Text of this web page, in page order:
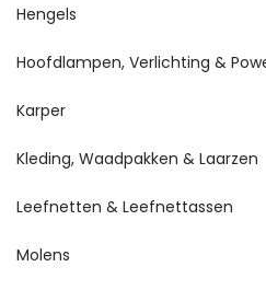
Hengels
Hoofdlampen, Verlichting &
Karper
Kleding, Waadpakken & Laarzen
Leefnetten & Leefnettassen
Molens